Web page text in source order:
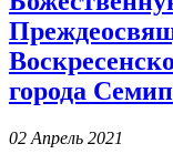
города
02 Апрель 2021